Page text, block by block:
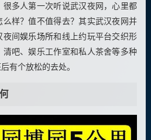
多人第一次听说武汉夜网，心里都
样？值不值得去？其实武汉夜网并
夜间娱乐场所和线上约玩平台交织形
吧、娱乐工作室和私人茶舍等多种
有个放松的去处。